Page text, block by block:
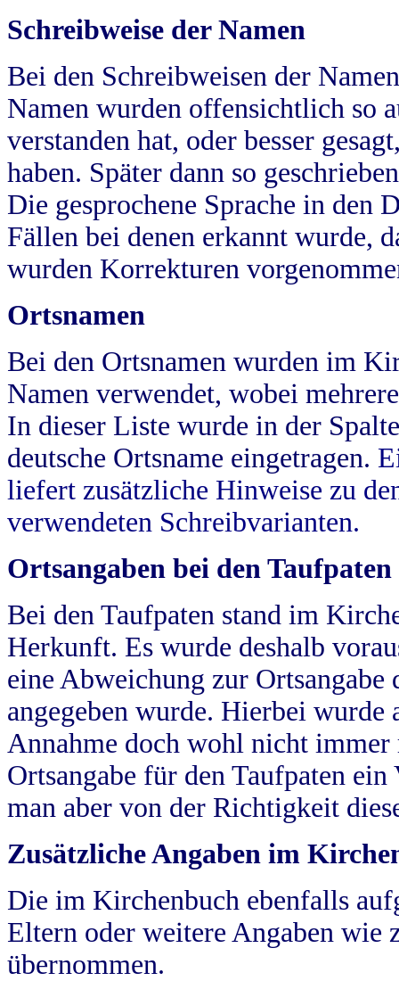
Schreibweise der Namen
Bei den Schreibweisen der
Namen wurden offensichtlich so
verstanden hat, oder besser
haben. Später dann so
Die gesprochene Sprache in
Fällen bei denen erkannt wurde,
wurden Korrekturen
Ortsnamen
Bei den Ortsnamen wurden im
Namen verwendet, wobei
In dieser Liste wurde in der
deutsche Ortsname eingetragen.
liefert zusätzliche Hinweise zu
verwendeten Schreibvarianten.
Ortsangaben bei den Taufpaten
Bei den Taufpaten stand im
Herkunft. Es wurde deshalb
eine Abweichung zur
angegeben wurde. Hierbei wurde
Annahme doch wohl nicht
Ortsangabe für den Taufpaten
man aber von der Richtigkeit
Zusätzliche Angaben im
Die im Kirchenbuch ebenfalls
Eltern oder weitere Angaben wie
übernommen.